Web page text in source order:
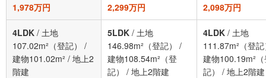
1,978万円 2,299万円 2,098万円
4LDK / 土地
107.02m²（登記）
/
建物101.02m² / 地上2
階建
5LDK / 土地
146.98m²（登記）
/
建物108.54m²（登
記）
/ 地上2階建
4LDK / 土地
111.87m²（登
建物100.19m²
記）
/ 地上2階建